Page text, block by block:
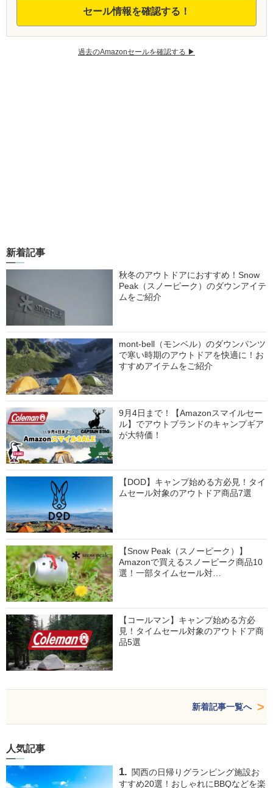
セール情報を確認する！
過去のAmazonセールを確認する ▶︎
新着記事
秋冬のアウトドアにおすすめ！Snow
Peak（スノーピーク）のダウンアイテ
ムをご紹介
mont-bell（モンベル）のダウンパンツ
で寒い時期のアウトドアを快適に！お
すすめアイテムをご紹介
9月4日まで！【Amazonスマイルセー
ル】でアウトブランドのキャンプギア
が大特価！
【DOD】キャンプ始める方必見！タイ
ムセール対象のアウトドア商品7選
【Snow Peak（スノーピーク）】
Amazonで買えるスノーピーク商品10
選！一部タイムセール対…
【コールマン】キャンプ始める方必
見！タイムセール対象のアウトドア商
品5選
新着記事一覧へ
人気記事
関西の日帰りグランピング施設お
すすめ20選！おしゃれにBBQなどを楽